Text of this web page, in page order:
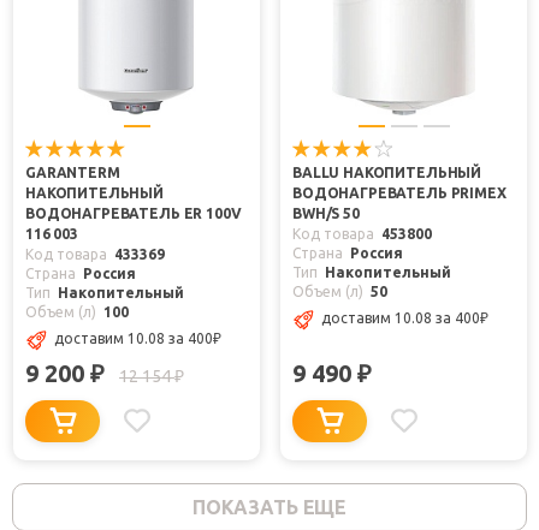
GARANTERM
НАКОПИТЕЛЬНЫЙ
ВОДОНАГРЕВАТЕЛЬ ER 100V
116 003
Код товара
433369
Страна
Россия
Тип
Накопительный
Объем (л)
100
доставим 10.08 за 400₽
9 200 ₽ 12 154₽
BALLU НАКОПИТЕЛЬНЫЙ
ВОДОНАГРЕВАТЕЛЬ PRIMEX
BWH/S 50
Код товара
453800
Страна
Россия
Тип
Накопительный
Объем (л) 50
доставим 10.08 за 400₽
9 490 ₽
ПОКАЗАТЬ ЕЩЕ